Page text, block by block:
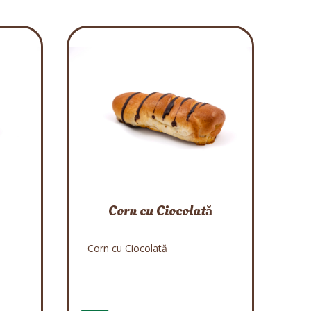
Corn cu Ciocolată
Corn cu Ciocolată